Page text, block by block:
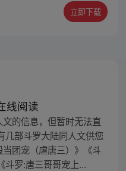
立即下载
线阅读
的信息，但暂时无法直
几部斗罗大陆同人文供您
团宠（虐唐三）》《斗
斗罗:唐三哥哥宠上...